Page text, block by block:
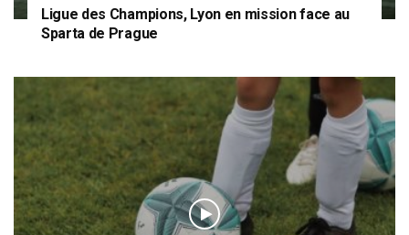
Ligue des Champions, Lyon en mission face au
Sparta de Prague